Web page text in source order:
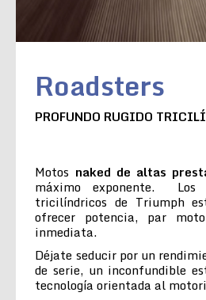
Roadsters
PROFUNDO RUGIDO
Motos naked de altas
máximo exponente. Los
tricilíndricos de Triumph
ofrecer potencia, par
inmediata.
Déjate seducir por un
de serie, un inconfundible
tecnología orientada al